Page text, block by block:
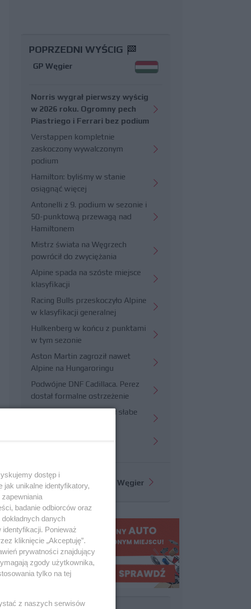
POPRZEDNI WYŚCIG
GP Węgier
Norris wygrał pierwszy wyścig
w 2026 roku. Ogromny pech
Piastriego i Ferrari bez podium
Verstappen kompletnie
zaskoczony wywalczonym
podium
Hamilton: byliśmy w stanie
osiągnąć więcej
Antonelli z 9. podium w sezonie i
50-punktową przewagą nad
Hamiltonem
Mistrz świata na Węgrzech
powrócił do zwyciężania
Alpine spada na szóste miejsce
klasyfikacji
Racing Bulls przeskoczyło Alpine
w klasyfikacji generalnej
Hulkenberg w końcu z punktami
w tym sezonie
Aston Martin zagroził nawet
Alpine na Hungaroringu
Podwójne DNF Cadillaca. Perez
dostał formalne ostrzeżenie
Hungaroring potwierdził słabe
Więcej informacji o GP Węgier
dostęp i
unikalne identyfikatory,
badanie odbiorców oraz
danych
Ponieważ
kliknięcie „Akceptuję”.
prywatności znajdujący
zgody użytkownika,
tylko na tej
z naszych serwisów